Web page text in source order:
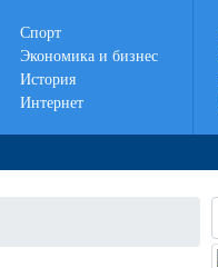
Спорт
Экономика и бизнес
История
Интернет